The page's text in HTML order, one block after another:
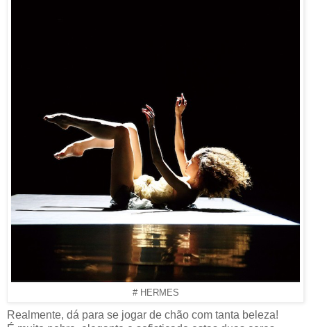
# HERMES
Realmente, dá para se jogar de chão com tanta beleza!